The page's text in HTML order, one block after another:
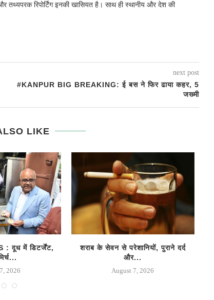
तथ्यपरक रिपोर्टिंग इनकी खासियत है। साथ ही स्थानीय और देश की
next post
#KANPUR BIG BREAKING: ई बस ने फिर ढाया कहर, 5
जख्मी
LIKE
: दूध में डिटर्जेंट,
2026
शराब के सेवन से परेशानियों, पुराने दर्द
और...
August 7, 2026